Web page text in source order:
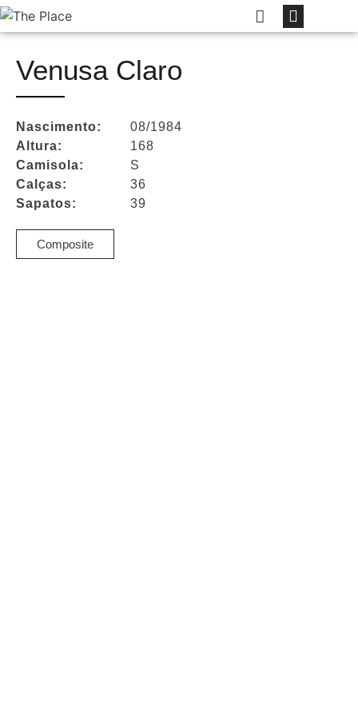
Venusa Claro
Nascimento:
Altura:
Camisola:
Calças:
Sapatos:
08/1984
168
S
36
39
Composite